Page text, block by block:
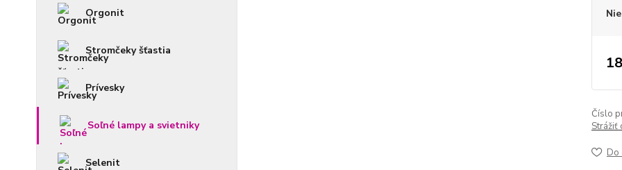
Orgonit
Stromčeky šťastia
Prívesky
Soľné lampy a svietniky
Selenit
Číslo
Strážiť
Do